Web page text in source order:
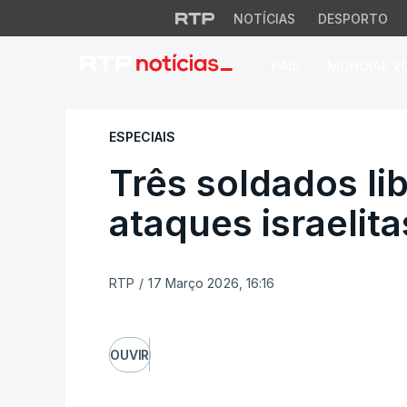
NOTÍCIAS DESPORTO
Três soldados
ESPECIAIS
Três soldados
ataques
RTP / 17 Março 2026, 16:16
OUVIR